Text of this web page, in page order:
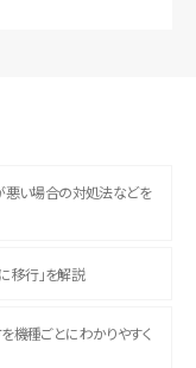
悪い場合の対処法などを
移行」を解説
機種ごとにわかりやすく